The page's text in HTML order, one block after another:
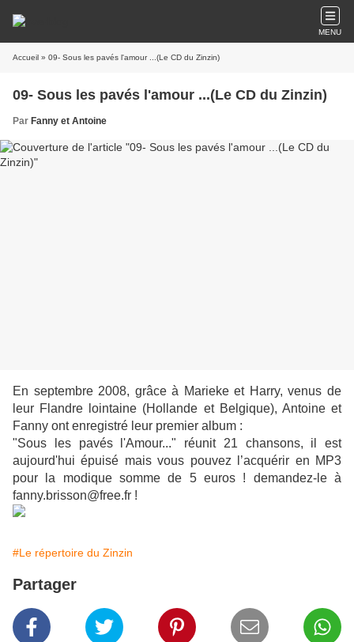
MENU
Accueil » 09- Sous les pavés l'amour ...(Le CD du Zinzin)
09- Sous les pavés l'amour ...(Le CD du Zinzin)
Par Fanny et Antoine
En septembre 2008, grâce à Marieke et Harry, venus de
leur Flandre lointaine (Hollande et Belgique), Antoine et
Fanny ont enregistré leur premier album :
"Sous les pavés l'Amour..." réunit 21 chansons, il est
aujourd'hui épuisé mais vous pouvez l’acquérir en MP3
pour la modique somme de 5 euros ! demandez-le à
fanny.brisson@free.fr !
#Le répertoire du Zinzin
Partager